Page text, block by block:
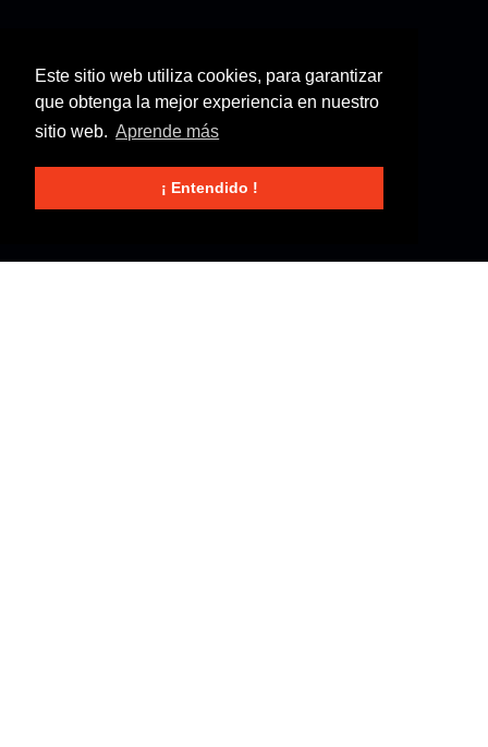
Este sitio web utiliza cookies, para garantizar
que obtenga la mejor experiencia en nuestro
sitio web. Aprende más
¡ Entendido !